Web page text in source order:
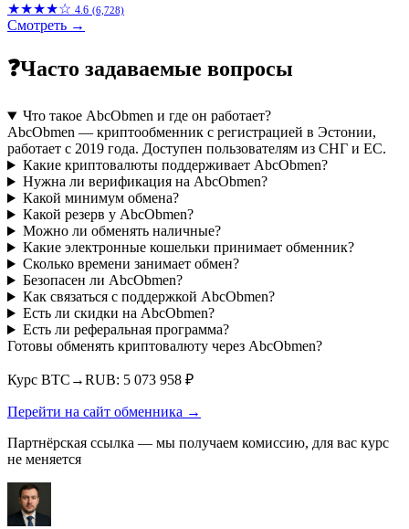
★★★★☆ 4.6 (6,728)
Смотреть →
❓Часто задаваемые вопросы
Что такое AbcObmen и где он работает?
AbcObmen — криптообменник с регистрацией в Эстонии,
работает с 2019 года. Доступен пользователям из СНГ и ЕС.
Какие криптовалюты поддерживает AbcObmen?
Нужна ли верификация на AbcObmen?
Какой минимум обмена?
Какой резерв у AbcObmen?
Можно ли обменять наличные?
Какие электронные кошельки принимает обменник?
Сколько времени занимает обмен?
Безопасен ли AbcObmen?
Как связаться с поддержкой AbcObmen?
Есть ли скидки на AbcObmen?
Есть ли реферальная программа?
Готовы обменять криптовалюту через AbcObmen?
Курс BTC→RUB: 5 073 958 ₽
Перейти на сайт обменника →
Партнёрская ссылка — мы получаем комиссию, для вас курс
не меняется